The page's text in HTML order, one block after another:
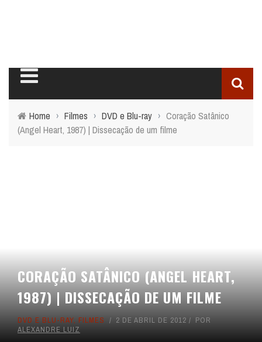
Home › Filmes › DVD e Blu-ray › Coração Satânico
(Angel Heart, 1987) | Dissecação de um filme
CORAÇÃO SATÂNICO (ANGEL HEART,
1987) | DISSECAÇÃO DE UM FILME
DVD E BLU-RAY, FILMES 2 DE ABRIL DE 2012
POR
ALEXANDRE LUIZ